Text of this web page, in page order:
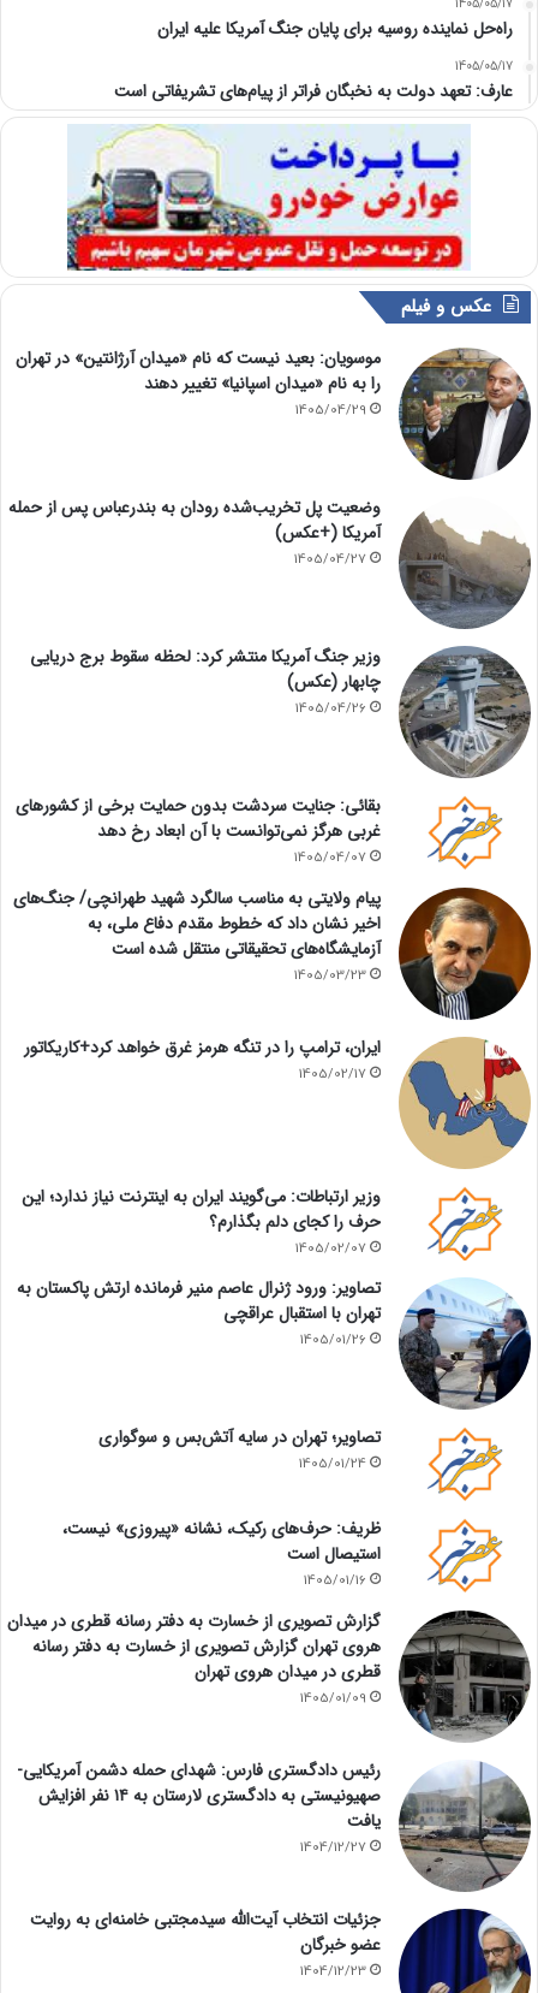
1405/05/17
راه‌حل نماینده روسیه برای پایان جنگ آمریکا علیه ایران
1405/05/17
عارف: تعهد دولت به نخبگان فراتر از پیام‎‌های تشریفاتی است
عکس و فیلم
موسویان: بعید نیست که نام «میدان آرژانتین» در تهران
را به نام «میدان اسپانیا» تغییر دهند
1405/04/29
وضعیت پل تخریب‌شده رودان به بندرعباس پس از حمله
آمریکا (+عکس)
1405/04/27
وزیر جنگ آمریکا منتشر کرد: لحظه سقوط برج دریایی
چابهار (عکس)
1405/04/26
بقائی: جنایت سردشت بدون حمایت برخی از کشورهای
غربی هرگز نمی‌توانست با آن ابعاد رخ دهد
1405/04/07
پیام ولایتی به مناسب سالگرد شهید طهرانچی/ جنگ‌های
اخیر نشان داد که خطوط مقدم دفاع ملی، به
آزمایشگاه‌های تحقیقاتی منتقل شده است
1405/03/23
ایران، ترامپ را در تنگه هرمز غرق خواهد کرد+کاریکاتور
1405/02/17
وزیر ارتباطات: می‌گویند ایران به اینترنت نیاز ندارد؛ این
حرف را کجای دلم بگذارم؟
1405/02/07
تصاویر: ورود ژنرال عاصم منیر فرمانده ارتش پاکستان به
تهران با استقبال عراقچی
1405/01/26
تصاویر؛ تهران در سایه آتش‌بس و سوگواری
1405/01/24
ظریف: حرف‌های رکیک، نشانه «پیروزی» نیست،
استیصال است
1405/01/16
گزارش تصویری از خسارت به دفتر رسانه قطری در میدان
هروی تهران گزارش تصویری از خسارت به دفتر رسانه
قطری در میدان هروی تهران
1405/01/09
رئیس دادگستری فارس: شهدای حمله دشمن آمریکایی-
صهیونیستی به دادگستری لارستان به ۱۴ نفر افزایش
یافت
1404/12/27
جزئیات انتخاب آیت‌الله سیدمجتبی خامنه‌ای به روایت
عضو خبرگان
1404/12/23